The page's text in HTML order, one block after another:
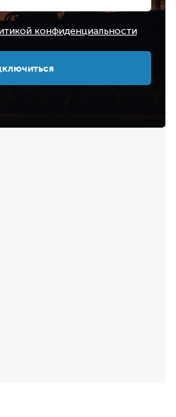
конфиденциальности